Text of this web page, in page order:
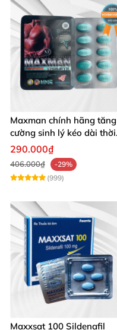
Maxman chính hãng tăng
cường sinh lý kéo dài thời
gian xuất tinh
290.000₫
406.000₫
-29%
(999)
Maxxsat 100 Sildenafil